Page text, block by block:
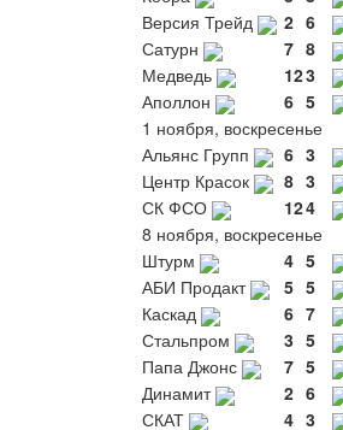
Версия Трейд
2 6
Сатурн
7 8
Медведь
123
Аполлон
6 5
1 ноября, воскресенье
Альянс Групп
6 3
Центр Красок
8 3
СК ФСО
124
8 ноября, воскресенье
Штурм
4 5
АБИ Продакт
5 5
Каскад
6 7
Стальпром
3 5
Папа Джонс
7 5
Динамит
2 6
СКАТ
4 3